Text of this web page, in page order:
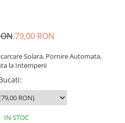
79,00 RON
Solara, Pornire Automata,
la Intemperii
:
IN STOC